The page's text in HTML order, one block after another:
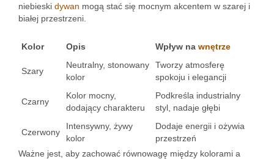
niebieski dywan mogą stać się mocnym akcentem w szarej i
białej przestrzeni.
Kolor Opis Wpływ na wnętrze
Szary
Neutralny, stonowany
kolor
Tworzy atmosferę
spokoju i elegancji
Czarny
Kolor mocny,
dodający charakteru
Podkreśla industrialny
styl, nadaje głębi
Czerwony
Intensywny, żywy
kolor
Dodaje energii i ożywia
przestrzeń
Ważne jest, aby zachować równowagę między kolorami a